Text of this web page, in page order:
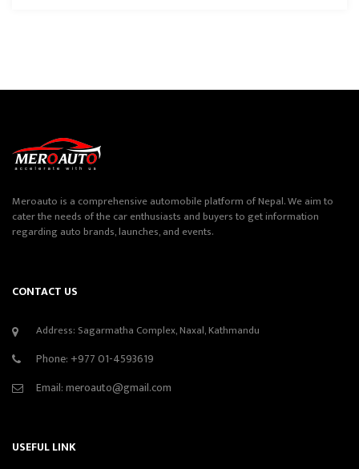
Meroauto is a comprehensive automobile platform of Nepal. We aim to
cater the needs of the car enthusiasts and buyers to get information
regarding auto brands, launches, and events.
CONTACT US
Address: Sagarmatha Complex, Naxal, Kathmandu
Phone: +977 01-4593619
Email:meroauto@gmail.com
USEFUL LINK